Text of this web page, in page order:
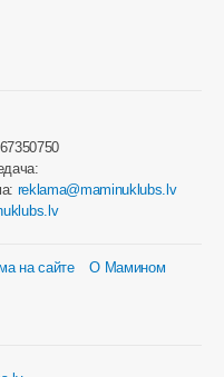
reklama@maminuklubs.lv
на сайте
О Мамином